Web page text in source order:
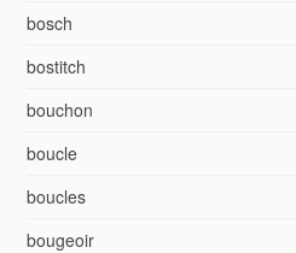
bosch
bostitch
bouchon
boucle
boucles
bougeoir